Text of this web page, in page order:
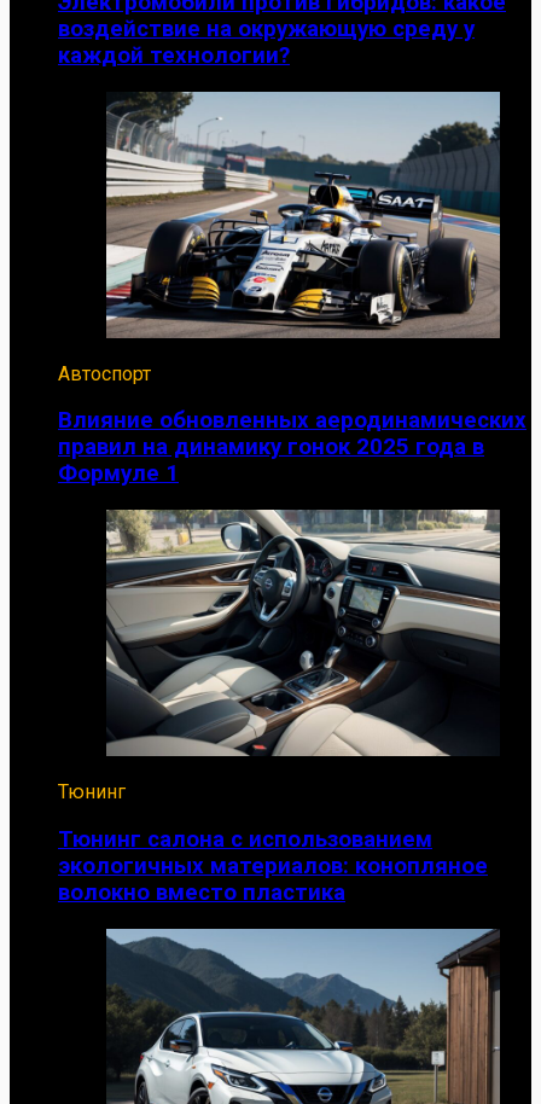
воздействие на окружающую среду у
каждой технологии?
Автоспорт
Влияние обновленных аеродинамических
правил на динамику гонок 2025 года в
Формуле 1
Тюнинг
Тюнинг салона с использованием
экологичных материалов: конопляное
волокно вместо пластика